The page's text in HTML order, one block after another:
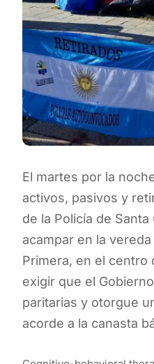
El martes por la
activos, pasivos y
de la Policía de
acampar en la
Primera, en el centro
exigir que el
paritarias y otorgue
acorde a la canasta